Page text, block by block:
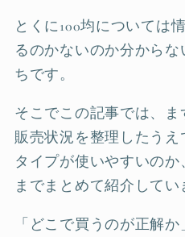
とくに100均については
るのかないのか分から
ちです。
そこでこの記事では、
販売状況を整理したう
タイプが使いやすいの
までまとめて紹介してい
「どこで買うのが正解